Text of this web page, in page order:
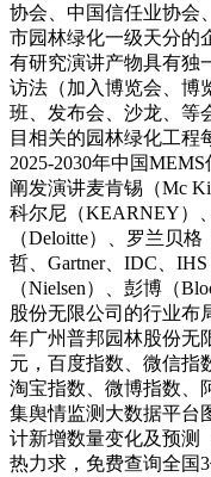
协会、中国信任业协会
市园林绿化一级天分的
有研究演讲产物具有独
访法（加入博览会、博
班、发布会、沙龙、等
目相关的园林绿化工程
2025-2030年中国
阐发演讲麦肯锡（Mc
科尔尼（KEARNEY）
（Deloitte）、罗兰贝
哲、Gartner、IDC、
（Nielsen）、彭博（
股份无限公司的行业布
年广州普邦园林股份无
元，百度指数、微信指
淘宝指数、微博指数、
集舆情监测大数据平台
计新增数量变化及预测
热力求，免费查询全国